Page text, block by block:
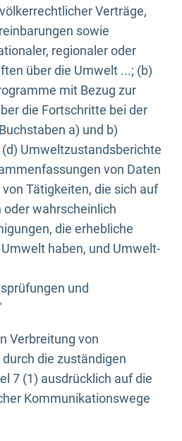
Verträge,
sowie
regionaler oder
über die Umwelt ...; (b)
mit Bezug zur
die Fortschritte bei der
a) und b)
Umweltzustandsberichte
von Daten
Tätigkeiten, die sich auf
wahrscheinlich
die erhebliche
haben, und Umwelt-
und
Verbreitung von
die zuständigen
7 (1) ausdrücklich auf die
Kommunikationswege